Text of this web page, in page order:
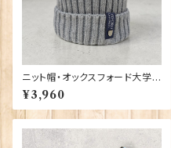
ニット帽・オックスフォード大学
【グレー】 00217
¥3,960